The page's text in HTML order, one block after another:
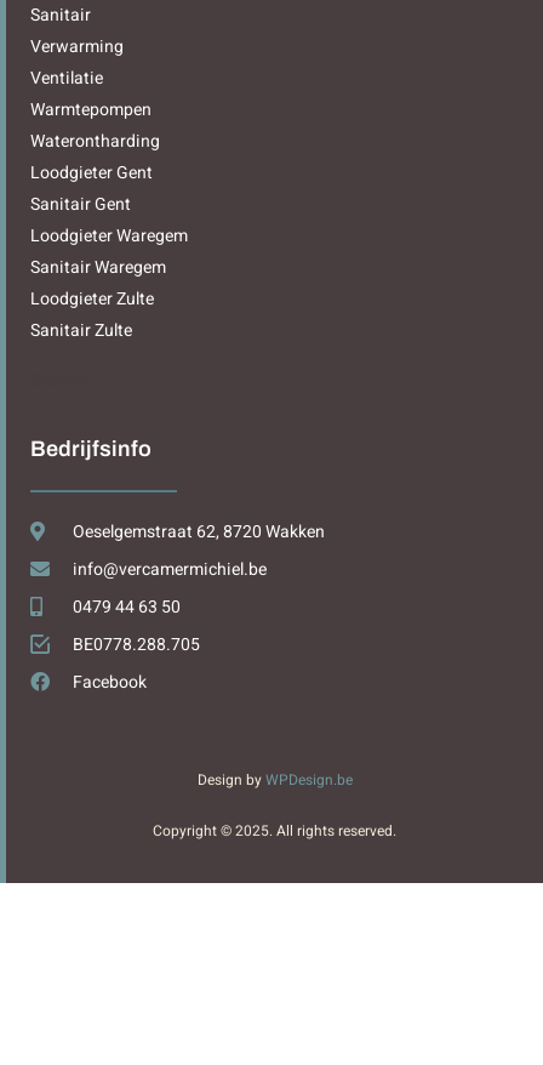
Sanitair
Verwarming
Ventilatie
Warmtepompen
Waterontharding
Loodgieter Gent
Sanitair Gent
Loodgieter Waregem
Sanitair Waregem
Loodgieter Zulte
Sanitair Zulte
Bedrijfsinfo
Oeselgemstraat 62, 8720 Wakken
info@vercamermichiel.be
0479 44 63 50
BE0778.288.705
Facebook
Design byWPDesign.be
Copyright © 2025. All rights reserved.